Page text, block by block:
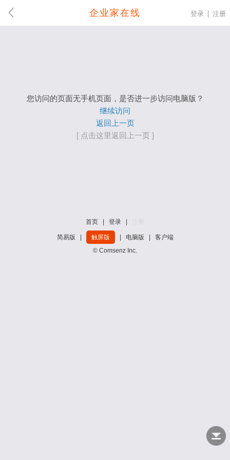
企业家在线 登录 注册
您访问的页面无手机页面，是否进一步访问电脑版？
继续访问
返回上一页
[ 点击这里返回上一页 ]
首页 登录
简易版 触屏版 电脑版
客户端
© Comsenz Inc.